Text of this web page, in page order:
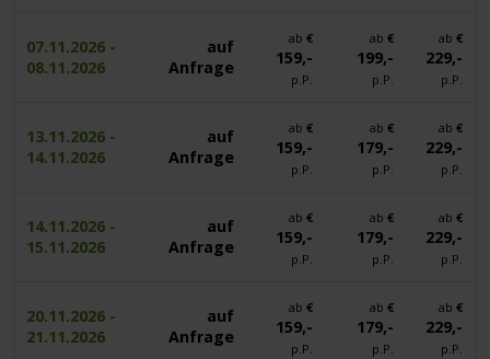
07.11.2026 -
08.11.2026
auf
Anfrage
ab€
159,-
p.P.
ab€
199,-
p.P.
ab€
229,-
p.P.
13.11.2026 -
14.11.2026
auf
Anfrage
ab€
159,-
p.P.
ab€
179,-
p.P.
ab€
229,-
p.P.
14.11.2026 -
15.11.2026
auf
Anfrage
ab€
159,-
p.P.
ab€
179,-
p.P.
ab€
229,-
p.P.
20.11.2026 -
21.11.2026
auf
Anfrage
ab€
159,-
p.P.
ab€
179,-
p.P.
ab€
229,-
p.P.